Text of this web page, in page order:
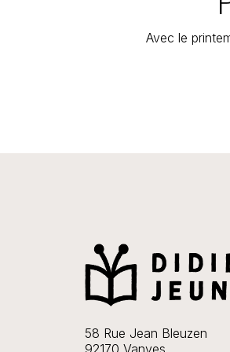
Avec le
58 Rue Jean Bleuzen
92170 Vanves